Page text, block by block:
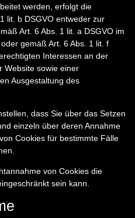
werden, erfolgt die
lit. b DSGVO entweder zur
Art. 6 Abs. 1 lit. a DSGVO im
gemäß Art. 6 Abs. 1 lit. f
Interessen an der
Website sowie einer
Ausgestaltung des
dass Sie über das Setzen
einzeln über deren Annahme
Cookies für bestimmte Fälle
von Cookies die
sein kann.